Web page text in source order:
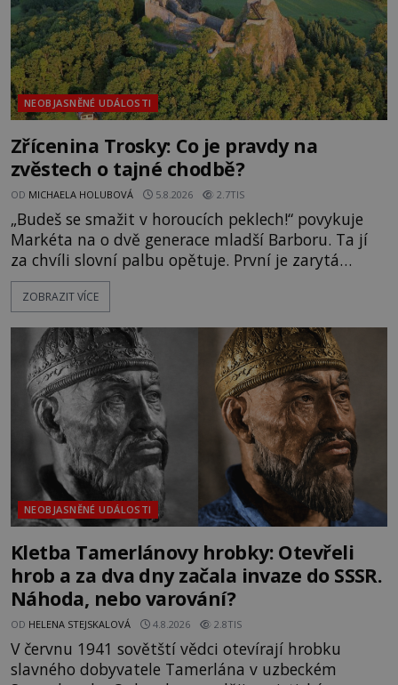
NEOBJASNĚNÉ UDÁLOSTI
Zřícenina Trosky: Co je pravdy na
zvěstech o tajné chodbě?
OD MICHAELA HOLUBOVÁ 5.8.2026 2.7TIS
„Budeš se smažit v horoucích peklech!“ povykuje
Markéta na o dvě generace mladší Barboru. Ta jí
za chvíli slovní palbu opětuje. První je zarytá
katolička, druhá přesvědčená kališnice. A každá z
nich se usídlí na jedné z věží slavného hradu
mezi vůdce protihusitského boje. Za manželku má
skutečně jistou
ZOBRAZIT VÍCE
NEOBJASNĚNÉ UDÁLOSTI
Kletba Tamerlánovy hrobky: Otevřeli
hrob a za dva dny začala invaze do SSSR.
Náhoda, nebo varování?
OD HELENA STEJSKALOVÁ 4.8.2026 2.8TIS
V červnu 1941 sovětští vědci otevírají hrobku
slavného dobyvatele Tamerlána v uzbeckém